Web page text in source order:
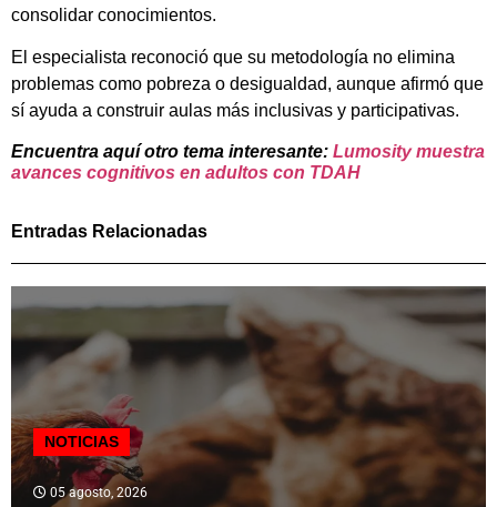
consolidar conocimientos.
El especialista reconoció que su metodología no elimina
problemas como pobreza o desigualdad, aunque afirmó que
sí ayuda a construir aulas más inclusivas y participativas.
Encuentra aquí otro tema interesante: Lumosity muestra
avances cognitivos en adultos con TDAH
Entradas Relacionadas
NOTICIAS
05 agosto, 2026